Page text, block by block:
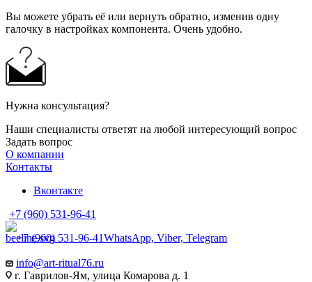
Вы можете убрать её или вернуть обратно, изменив одну
галочку в настройках компонента. Очень удобно.
Нужна консультация?
Наши специалисты ответят на любой интересующий вопрос
Задать вопрос
О компании
Контакты
Вконтакте
+7 (960) 531-96-41
+7 (960) 531-96-41WhatsApp, Viber, Telegram
info@art-ritual76.ru
г. Гаврилов-Ям, улица Комарова д. 1